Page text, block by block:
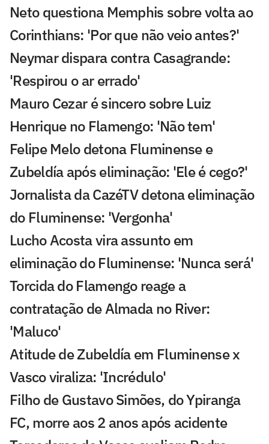
Neto questiona Memphis sobre volta ao
Corinthians: 'Por que não veio antes?'
Neymar dispara contra Casagrande:
'Respirou o ar errado'
Mauro Cezar é sincero sobre Luiz
Henrique no Flamengo: 'Não tem'
Felipe Melo detona Fluminense e
Zubeldía após eliminação: 'Ele é cego?'
Jornalista da CazéTV detona eliminação
do Fluminense: 'Vergonha'
Lucho Acosta vira assunto em
eliminação do Fluminense: 'Nunca será'
Torcida do Flamengo reage a
contratação de Almada no River:
'Maluco'
Atitude de Zubeldía em Fluminense x
Vasco viraliza: 'Incrédulo'
Filho de Gustavo Simões, do Ypiranga
FC, morre aos 2 anos após acidente